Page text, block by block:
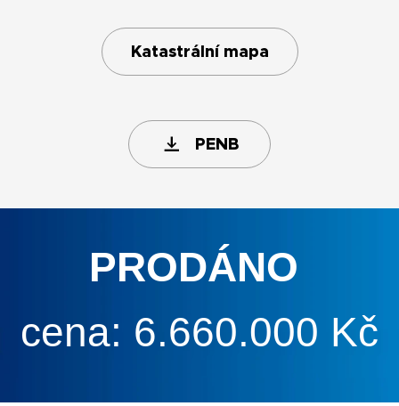
Katastrální mapa
PENB
PRODÁNO
cena: 6.660.000 Kč